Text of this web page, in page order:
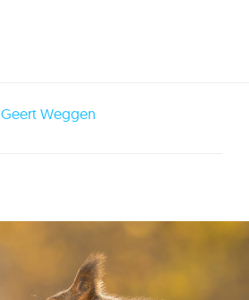
Geert Weggen